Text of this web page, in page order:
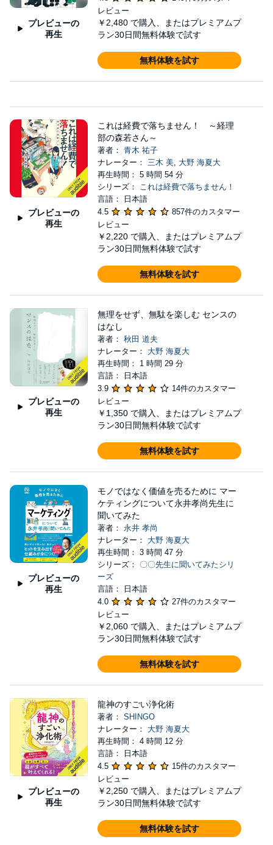
プレビューの
再生
レビュー
￥2,480 で購入、またはプレミアムプ
ラン30日間無料体験で試す
無料体験を試す
プレビューの
再生
これは経費で落ちません！ ～経理
部の森若さん～
著者： 青木 祐子
ナレーター： 三木 美, 大野 海夏大
再生時間： 5 時間 54 分
シリーズ： これは経費で落ちません！
言語： 日本語
4.5
857件のカスタマー
レビュー
￥2,220 で購入、またはプレミアムプ
ラン30日間無料体験で試す
無料体験を試す
プレビューの
再生
無理をせず、無駄を楽しむ センスの
はなし
著者： 秋田 道夫
ナレーター： 大野 海夏大
再生時間： 1 時間 29 分
言語： 日本語
3.9
14件のカスタマー
レビュー
￥1,350 で購入、またはプレミアムプ
ラン30日間無料体験で試す
無料体験を試す
プレビューの
再生
モノではなく価値を売るために マー
ケティングについて永井孝尚先生に
聞いてみた
著者： 永井 孝尚
ナレーター： 大野 海夏大
再生時間： 3 時間 47 分
シリーズ： 〇〇先生に聞いてみたシリ
ーズ
言語： 日本語
4.0
27件のカスタマー
レビュー
￥2,060 で購入、またはプレミアムプ
ラン30日間無料体験で試す
無料体験を試す
プレビューの
再生
龍神のすごい浄化術
著者： SHINGO
ナレーター： 大野 海夏大
再生時間： 4 時間 12 分
言語： 日本語
4.5
15件のカスタマー
レビュー
￥2,250 で購入、またはプレミアムプ
ラン30日間無料体験で試す
無料体験を試す